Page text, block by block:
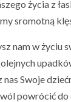
życia z
sromotną
nam w życiu
Swoje
powrócić do